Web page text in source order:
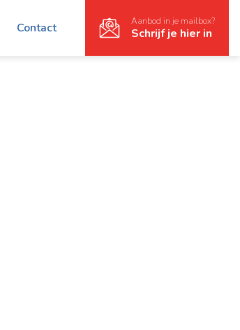
Contact Aanbod in je mailbox?
Schrijf je hier in